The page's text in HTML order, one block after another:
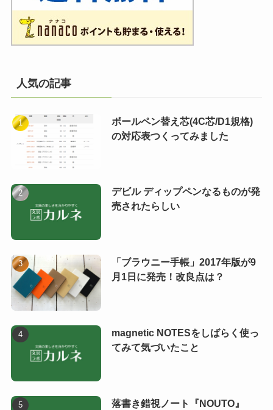
人気の記事
ボールペン替え芯(4C芯/D1規格)
の対応表つくってみました
デビル ディップペンなるものが発
売されたらしい
「ブラウニー手帳」2017年版が9
月1日に発売！改良点は？
magnetic NOTESをしばらく使っ
てみて気づいたこと
落書き錯視ノート『NOUTO』